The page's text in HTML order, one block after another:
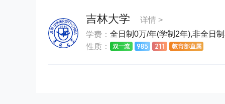
吉林大学
详情 >
学费： 全日制0万/年(学制2年),非全日
性质：